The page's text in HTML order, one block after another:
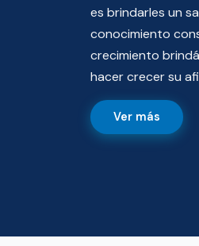
es brindarles un
conocimiento
crecimiento
hacer crecer su
Ver más